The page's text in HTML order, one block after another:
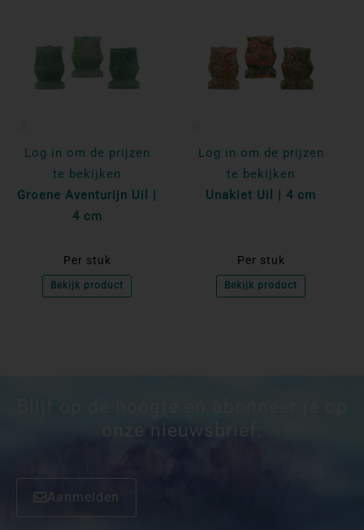
Log in om de prijzen
te bekijken
Groene Aventurijn Uil |
4 cm
Per stuk
Bekijk product
Log in om de prijzen
te bekijken
Unakiet Uil | 4 cm
Per stuk
Bekijk product
onze nieuwsbrief:
Aanmelden